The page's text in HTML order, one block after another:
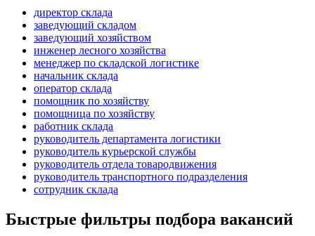
директор склада
заведующий складом
заведующий хозяйством
инженер лесного хозяйства
менеджер по складской логистике
начальник склада
оператор склада
помощник по хозяйству
помощница по хозяйству
работник склада
руководитель департамента логистики
руководитель курьерской службы
руководитель отдела товародвижения
руководитель транспортного подразделения
сотрудник склада
Быстрые фильтры подбора вакансий